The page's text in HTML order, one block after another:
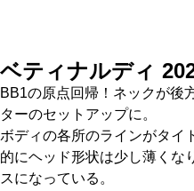
ベティナルディ
BB1の原点回帰！ネックが後
ターのセットアップに。
ボディの各所のラインがタイ
的にヘッド形状は少し薄くな
スになっている。